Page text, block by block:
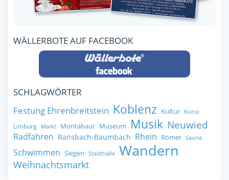
WÄLLERBOTE AUF FACEBOOK
SCHLAGWÖRTER
Festung Ehrenbreitstein Koblenz Kultur Kunst
Limburg Markt Montabaur Museum Musik Neuwied
Radfahren Ransbach-Baumbach Rhein Römer Sauna
Schwimmen Siegen Stadthalle Wandern
Weihnachtsmarkt